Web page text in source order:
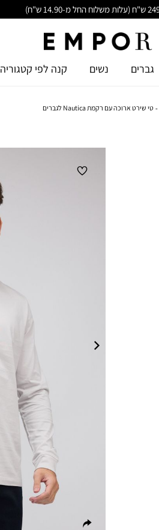
גברים נשים קנה לפי קטגוריה
טי שירט ארוכה עם רקמת Nautica לגברים